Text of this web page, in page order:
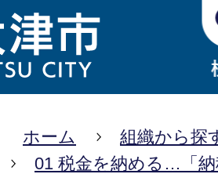
ホーム
組織から探
01 税金を納める…「